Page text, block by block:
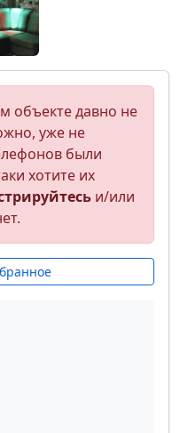
объекте давно не
уже не
были
хотите их
и/или